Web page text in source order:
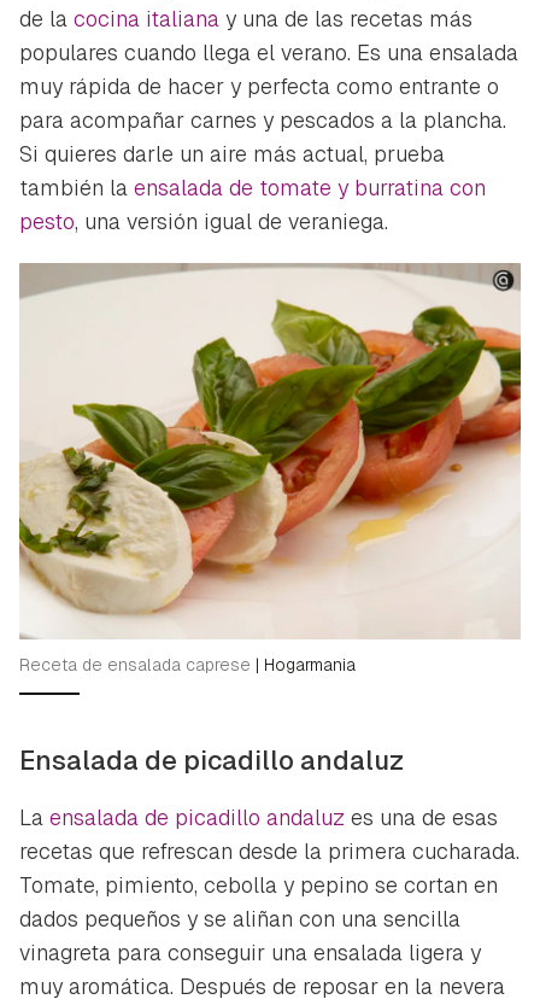
de la cocina italiana y una de las recetas más
populares cuando llega el verano. Es una ensalada
muy rápida de hacer y perfecta como entrante o
para acompañar carnes y pescados a la plancha.
Si quieres darle un aire más actual, prueba
también la ensalada de tomate y burratina con
pesto, una versión igual de veraniega.
Receta de ensalada caprese | Hogarmania
Ensalada de picadillo andaluz
La ensalada de picadillo andaluz es una de esas
recetas que refrescan desde la primera cucharada.
Tomate, pimiento, cebolla y pepino se cortan en
dados pequeños y se aliñan con una sencilla
vinagreta para conseguir una ensalada ligera y
muy aromática. Después de reposar en la nevera